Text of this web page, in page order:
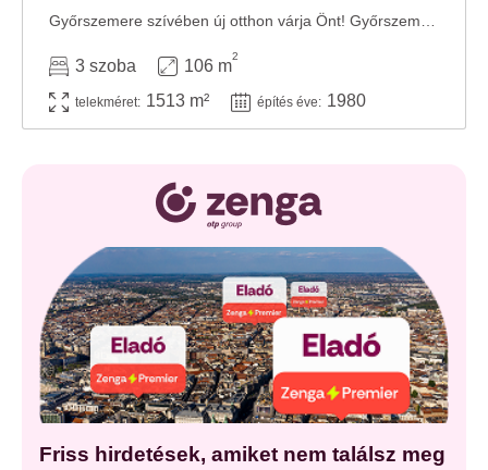
3 szoba 106 m
2
telekméret: 1513 m² építés éve: 1980
Friss hirdetések, amiket nem találsz meg